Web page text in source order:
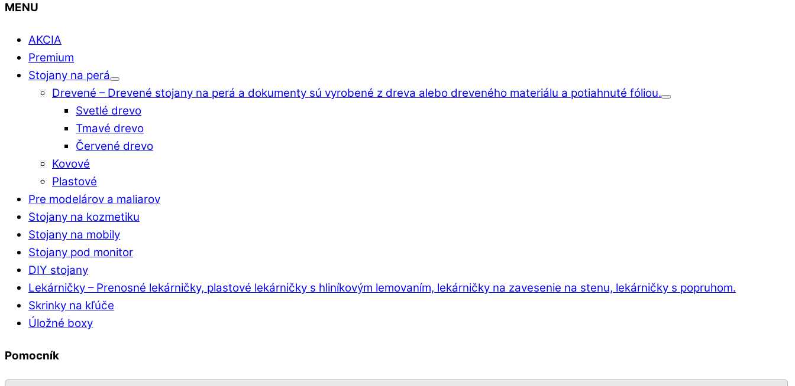
MENU
AKCIA
Premium
Stojany na perá
Drevené – Drevené stojany na perá a dokumenty sú vyrobené z dreva alebo dreveného materiálu a potiahnuté fóliou.
Svetlé drevo
Tmavé drevo
Červené drevo
Kovové
Plastové
Pre modelárov a maliarov
Stojany na kozmetiku
Stojany na mobily
Stojany pod monitor
DIY stojany
Lekárničky – Prenosné lekárničky, plastové lekárničky s hliníkovým lemovaním, lekárničky na zavesenie na stenu, lekárničky s popruhom.
Skrinky na kľúče
Úložné boxy
Pomocník